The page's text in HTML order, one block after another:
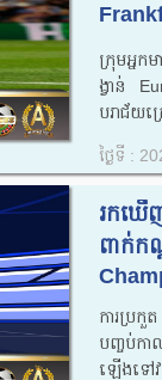
ក្រុមអ្នក
ង្វាន់
បរាជ័យក្
ថ្ងៃទី :
រកឃើ
ពាក់ក
ការប្រកួ
បញ្ចប់ក
ឡើងទៅវ